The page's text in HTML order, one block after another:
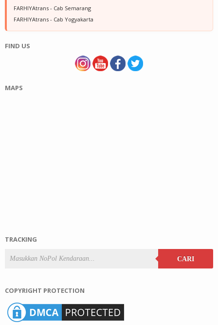
FARHIYAtrans - Cab Semarang
FARHIYAtrans - Cab Yogyakarta
FIND US
MAPS
TRACKING
CARI
COPYRIGHT PROTECTION